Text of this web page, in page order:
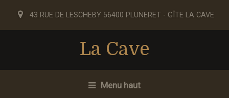
43 RUE DE LESCHEBY 56400 PLUNERET - GÎTE LA CAVE
La Cave
Menu haut